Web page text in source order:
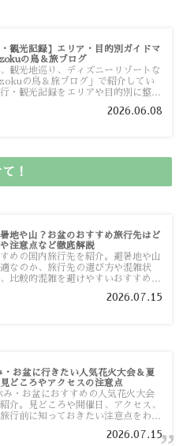
・観光記録】エリア・目的別ガイドマ
の鳥＆旅ブログ
観光地巡り、ディズニーリゾートな
の鳥＆旅ブログ」で紹介してい
・観光記録をエリアや目的別に整理
からスムーズに見つけていただけま
2026.06.08
！
暑地や山？お盆のおすすめ旅行先はど
注意点など徹底解説
めの国内旅行先を紹介。避暑地や山
なのか、旅行先の選び方や混雑状
比較的混雑を避けやすいおすすめス
2026.07.15
・お盆に行きたい人気花火大会＆夏
どころやアクセスの注意点
み・お盆におすすめの人気花火大会
介。見どころや開催日、アクセス、
行前に知っておきたい注意点をわか
2026.07.15